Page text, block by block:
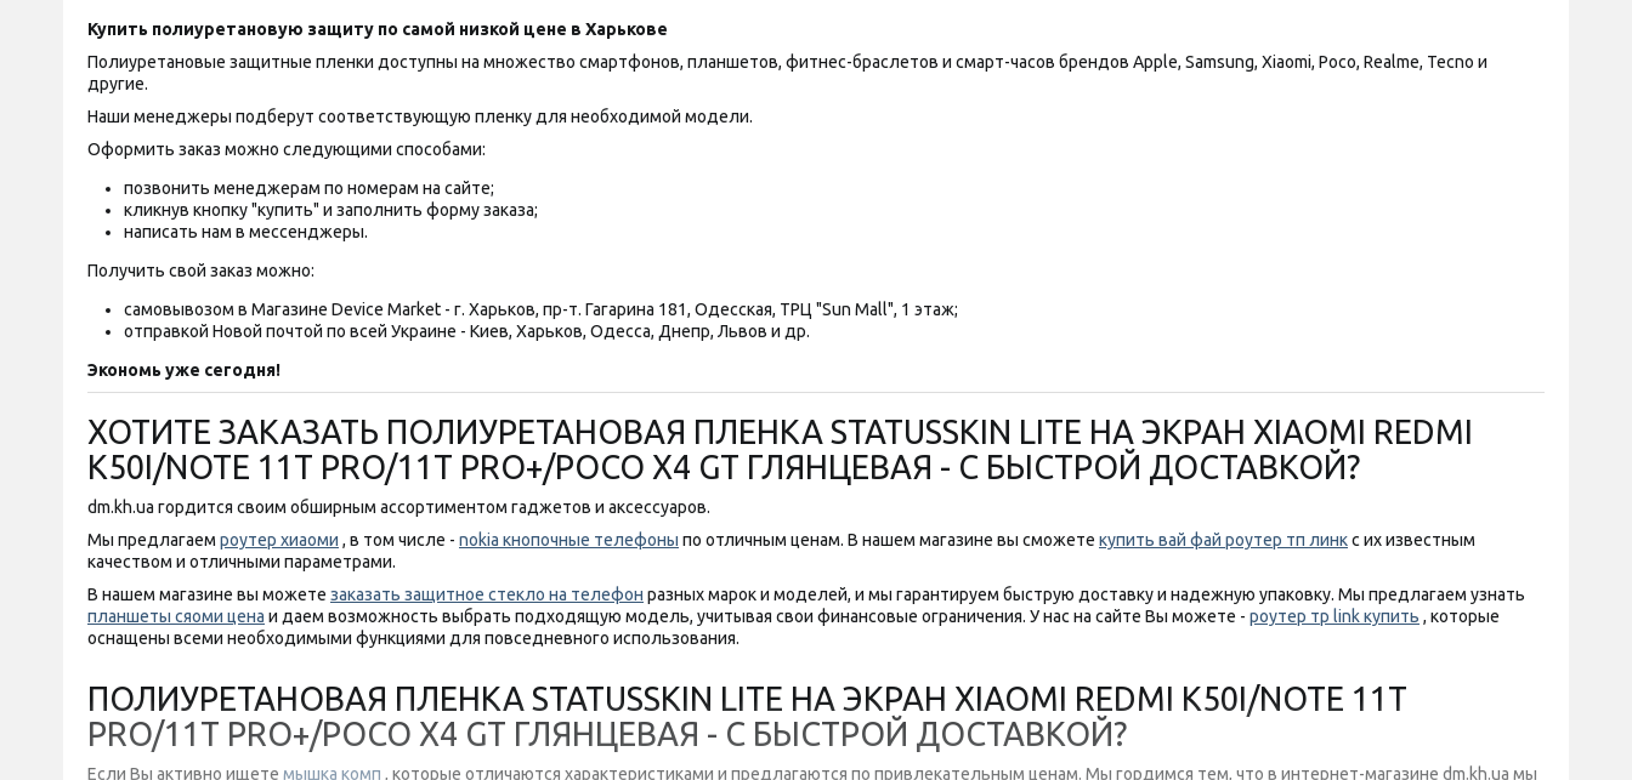
Купить полиуретановую защиту по самой низкой цене в Харькове
Полиуретановые защитные пленки доступны на множество смартфонов, планшетов, фитнес-браслетов и смарт-часов брендов Apple, Samsung, Xiaomi, Poco, Realme, Tecno и
другие.
Наши менеджеры подберут соответствующую пленку для необходимой модели.
Оформить заказ можно следующими способами:
позвонить менеджерам по номерам на сайте;
кликнув кнопку "купить" и заполнить форму заказа;
написать нам в мессенджеры.
Получить свой заказ можно:
самовывозом в Магазине Device Market - г. Харьков, пр-т. Гагарина 181, Одесская, ТРЦ "Sun Mall", 1 этаж;
отправкой Новой почтой по всей Украине - Киев, Харьков, Одесса, Днепр, Львов и др.
Экономь уже сегодня!
ХОТИТЕ ЗАКАЗАТЬ ПОЛИУРЕТАНОВАЯ ПЛЕНКА STATUSSKIN LITE НА ЭКРАН XIAOMI REDMI
K50I/NOTE 11T PRO/11T PRO+/POCO X4 GT ГЛЯНЦЕВАЯ - С БЫСТРОЙ ДОСТАВКОЙ?
dm.kh.ua гордится своим обширным ассортиментом гаджетов и аксессуаров.
Мы предлагаем роутер хиаоми , в том числе - nokia кнопочные телефоны по отличным ценам. В нашем магазине вы сможете купить вай фай роутер тп линкс их известным
качеством и отличными параметрами.
В нашем магазине вы можете заказать защитное стекло на телефон разных марок и моделей, и мы гарантируем быструю доставку и надежную упаковку. Мы предлагаем узнать
планшеты сяоми цена и даем возможность выбрать подходящую модель, учитывая свои финансовые ограничения. У нас на сайте Вы можете - роутер тр link купить , которые
оснащены всеми необходимыми функциями для повседневного использования.
ПОЛИУРЕТАНОВАЯ ПЛЕНКА STATUSSKIN LITE НА ЭКРАН XIAOMI REDMI K50I/NOTE 11T
PRO/11T PRO+/POCO X4 GT ГЛЯНЦЕВАЯ - С БЫСТРОЙ ДОСТАВКОЙ?
Если Вы активно ищете мышка комп , которые отличаются характеристиками и предлагаются по привлекательным ценам. Мы гордимся тем, что в интернет-магазине dm.kh.ua мы